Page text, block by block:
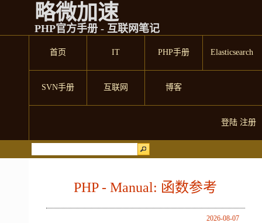
略微加速
PHP官方手册 - 互联网笔记
首页 IT PHP手册 Elasticsearch
SVN手册 互联网 博客
登陆 注册
PHP - Manual: 函数参考
2026-08-07